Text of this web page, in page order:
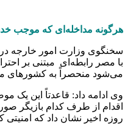
هرگونه مداخله‌ای که موجب
سخنگوی وزارت امور خارجه
با مصر رابطه‌ای مبتنی بر
می‌شود منحصراً به کشورهای
وی ادامه داد: قاعدتاً این
روزه اخیر نشان داد که